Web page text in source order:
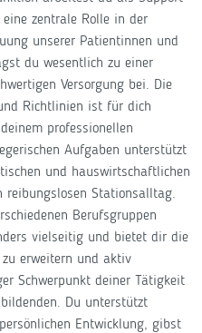
zentrale Rolle in der
unserer Patientinnen und
du wesentlich zu einer
Versorgung bei. Die
Richtlinien ist für dich
professionellen
Aufgaben unterstützt
und hauswirtschaftlichen
reibungslosen Stationsalltag.
Berufsgruppen
vielseitig und bietet dir die
erweitern und aktiv
Schwerpunkt deiner Tätigkeit
Du unterstützt
Entwicklung, gibst